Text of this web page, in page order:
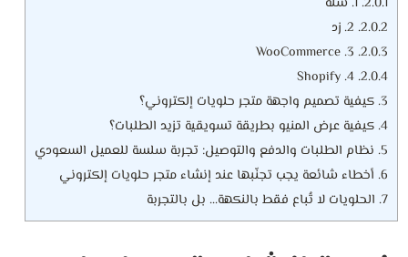
2.0.2.
2.0.3.
2.0.4.
4. Shopify
3. كيفية تصميم واجهة متجر حلويات إلكتروني؟
4. كيفية عرض المنيو بطريقة تسويقية تزيد الطلبات؟
5. نظام الطلبات والدفع والتوصيل: تجربة سلسة للعميل السعودي
6. أخطاء شائعة يجب تجنّبها عند إنشاء متجر حلويات إلكتروني
7. الحلويات لا تُباع فقط بالنكهة… بل بالتجربة